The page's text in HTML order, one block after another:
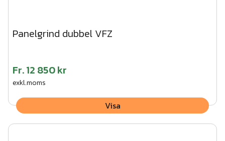
Panelgrind dubbel VFZ
Fr.12 850 kr
exkl.moms
Visa